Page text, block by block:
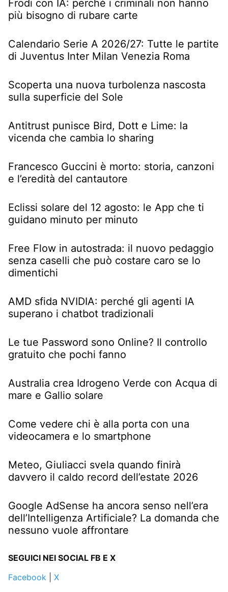
Frodi con IA: perché i criminali non hanno
più bisogno di rubare carte
Calendario Serie A 2026/27: Tutte le partite
di Juventus Inter Milan Venezia Roma
Scoperta una nuova turbolenza nascosta
sulla superficie del Sole
Antitrust punisce Bird, Dott e Lime: la
vicenda che cambia lo sharing
Francesco Guccini è morto: storia, canzoni
e l’eredità del cantautore
Eclissi solare del 12 agosto: le App che ti
guidano minuto per minuto
Free Flow in autostrada: il nuovo pedaggio
senza caselli che può costare caro se lo
dimentichi
AMD sfida NVIDIA: perché gli agenti IA
superano i chatbot tradizionali
Le tue Password sono Online? Il controllo
gratuito che pochi fanno
Australia crea Idrogeno Verde con Acqua di
mare e Gallio solare
Come vedere chi è alla porta con una
videocamera e lo smartphone
Meteo, Giuliacci svela quando finirà
davvero il caldo record dell’estate 2026
Google AdSense ha ancora senso nell’era
dell’Intelligenza Artificiale? La domanda che
nessuno vuole affrontare
SEGUICI NEI SOCIAL FB E X
Facebook
X